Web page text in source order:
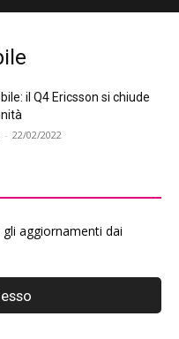
il Q4 Ericsson si chiude
- 22/02/2022
aggiornamenti dai